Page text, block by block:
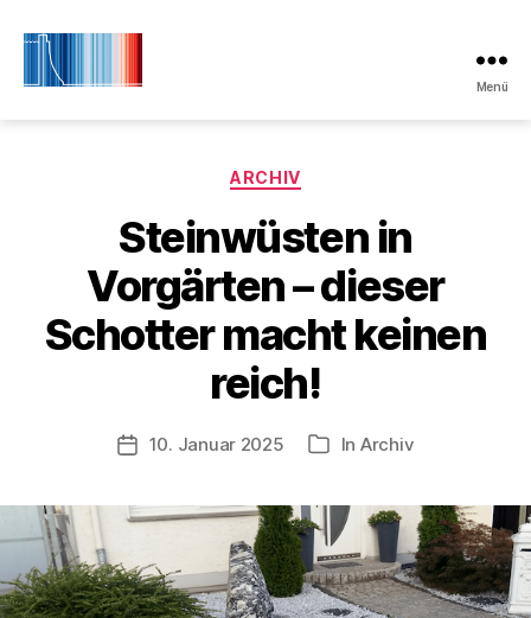
Klimaschutz
Menü
Kategorien
ARCHIV
Steinwüsten in
Vorgärten – dieser
Schotter macht keinen
reich!
Veröffentlichungsdatum
10. Januar 2025 Kategorien
In Archiv